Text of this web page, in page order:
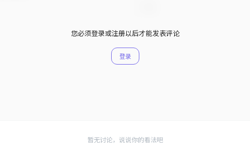
您必须登录或注册以后才能发表评论
登录
暂无讨论，说说你的看法吧